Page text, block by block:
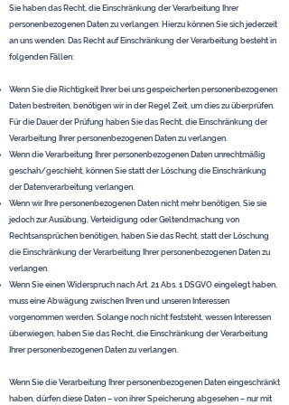
Sie haben das Recht, die Einschränkung der Verarbeitung Ihrer
personenbezogenen Daten zu verlangen. Hierzu können Sie sich jederzeit
an uns wenden. Das Recht auf Einschränkung der Verarbeitung besteht in
folgenden Fällen:
Wenn Sie die Richtigkeit Ihrer bei uns gespeicherten personenbezogenen
Daten bestreiten, benötigen wir in der Regel Zeit, um dies zu überprüfen.
Für die Dauer der Prüfung haben Sie das Recht, die Einschränkung der
Verarbeitung Ihrer personenbezogenen Daten zu verlangen.
Wenn die Verarbeitung Ihrer personenbezogenen Daten unrechtmäßig
geschah/geschieht, können Sie statt der Löschung die Einschränkung
der Datenverarbeitung verlangen.
Wenn wir Ihre personenbezogenen Daten nicht mehr benötigen, Sie sie
jedoch zur Ausübung, Verteidigung oder Geltendmachung von
Rechtsansprüchen benötigen, haben Sie das Recht, statt der Löschung
die Einschränkung der Verarbeitung Ihrer personenbezogenen Daten zu
verlangen.
Wenn Sie einen Widerspruch nach Art. 21 Abs. 1 DSGVO eingelegt haben,
muss eine Abwägung zwischen Ihren und unseren Interessen
vorgenommen werden. Solange noch nicht feststeht, wessen Interessen
überwiegen, haben Sie das Recht, die Einschränkung der Verarbeitung
Ihrer personenbezogenen Daten zu verlangen.
Wenn Sie die Verarbeitung Ihrer personenbezogenen Daten eingeschränkt
haben, dürfen diese Daten – von ihrer Speicherung abgesehen – nur mit